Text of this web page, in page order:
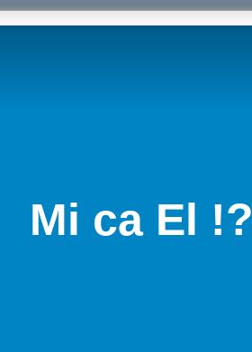
Mi ca El !?